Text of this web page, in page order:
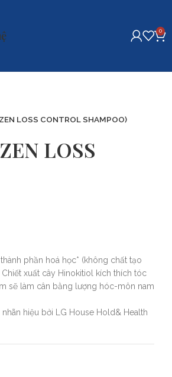
0
LOSS CONTROL SHAMPOO)
LOSS
phần hoá học* (không chất tạo
xuất cây Hinokitiol kích thích tóc
sẽ làm cân bằng lượng hóc-môn nam
hiệu bởi LG House Hold& Health